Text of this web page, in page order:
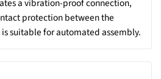
a vibration-proof connection,
protection between the
suitable for automated assembly.